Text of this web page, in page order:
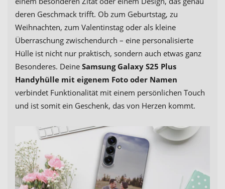
deren Geschmack trifft. Ob zum Geburtstag, zu
Weihnachten, zum Valentinstag oder als kleine
Überraschung zwischendurch – eine personalisierte
Hülle ist nicht nur praktisch, sondern auch etwas ganz
Besonderes. Deine Samsung Galaxy S25 Plus
Handyhülle mit eigenem Foto oder Namen
verbindet Funktionalität mit einem persönlichen Touch
und ist somit ein Geschenk, das von Herzen kommt.